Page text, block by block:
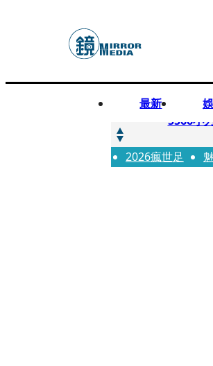
最新
快訊
5566小
快訊
徐莉玲
2026瘋世足